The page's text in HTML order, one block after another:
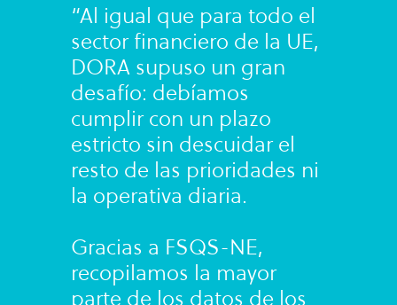
“Al igual que para todo el
sector financiero de la UE,
DORA supuso un gran
desafío: debíamos
cumplir con un plazo
estricto sin descuidar el
resto de las prioridades ni
la operativa diaria.
Gracias a FSQS-NE,
recopilamos la mayor
parte de los datos de los